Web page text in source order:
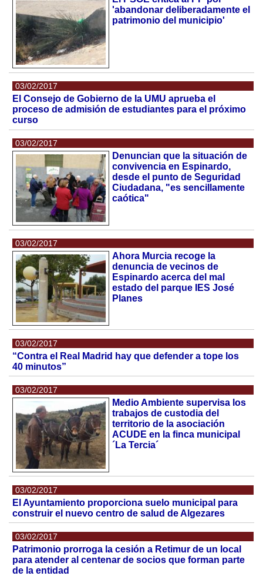
'abandonar deliberadamente el
patrimonio del municipio'
03/02/2017
El Consejo de Gobierno de la UMU aprueba el
proceso de admisión de estudiantes para el próximo
curso
03/02/2017
Denuncian que la situación de
convivencia en Espinardo,
desde el punto de Seguridad
Ciudadana, "es sencillamente
caótica"
03/02/2017
Ahora Murcia recoge la
denuncia de vecinos de
Espinardo acerca del mal
estado del parque IES José
Planes
03/02/2017
“Contra el Real Madrid hay que defender a tope los
40 minutos”
03/02/2017
Medio Ambiente supervisa los
trabajos de custodia del
territorio de la asociación
ACUDE en la finca municipal
´La Tercia´
03/02/2017
El Ayuntamiento proporciona suelo municipal para
construir el nuevo centro de salud de Algezares
03/02/2017
Patrimonio prorroga la cesión a Retimur de un local
para atender al centenar de socios que forman parte
de la entidad